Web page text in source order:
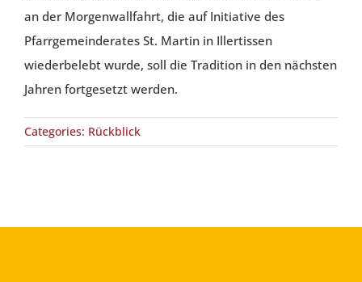
an der Morgenwallfahrt, die auf Initiative des
Pfarrgemeinderates St. Martin in Illertissen
wiederbelebt wurde, soll die Tradition in den nächsten
Jahren fortgesetzt werden.
Categories: Rückblick